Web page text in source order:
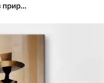
Абстрактні хвилясті текстури в природних відтінках, зокрема теракотові, бежеві та коричневі